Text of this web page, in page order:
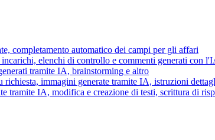
completamento automatico dei campi per gli affari
elenchi di controllo e commenti generati con
tramite IA, brainstorming e altro
richiesta, immagini generate tramite IA, istruzioni
tramite IA, modifica e creazione di testi, scrittura di